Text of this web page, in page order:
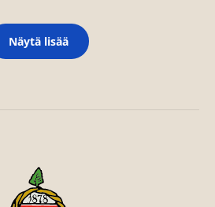
Näytä lisää